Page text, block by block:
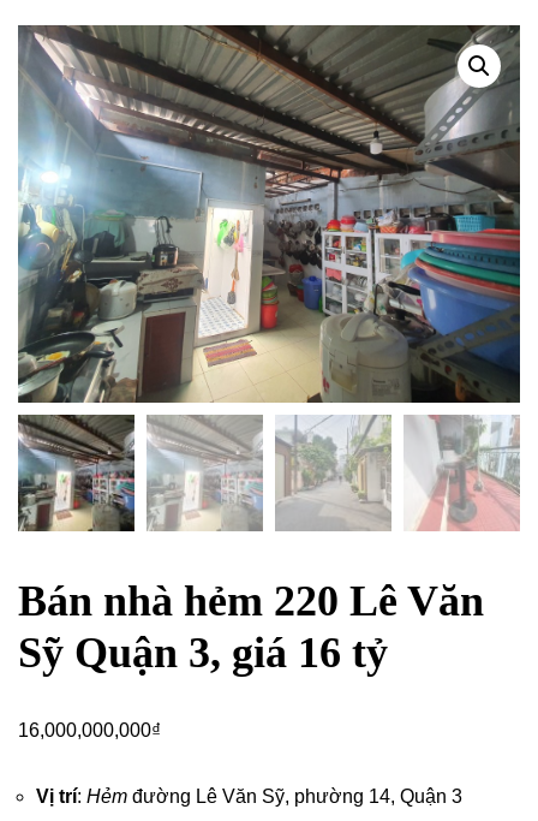
Bán nhà hẻm 220 Lê Văn
Sỹ Quận 3, giá 16 tỷ
16,000,000,000₫
Vị trí: Hẻm đường Lê Văn Sỹ, phường 14, Quận 3